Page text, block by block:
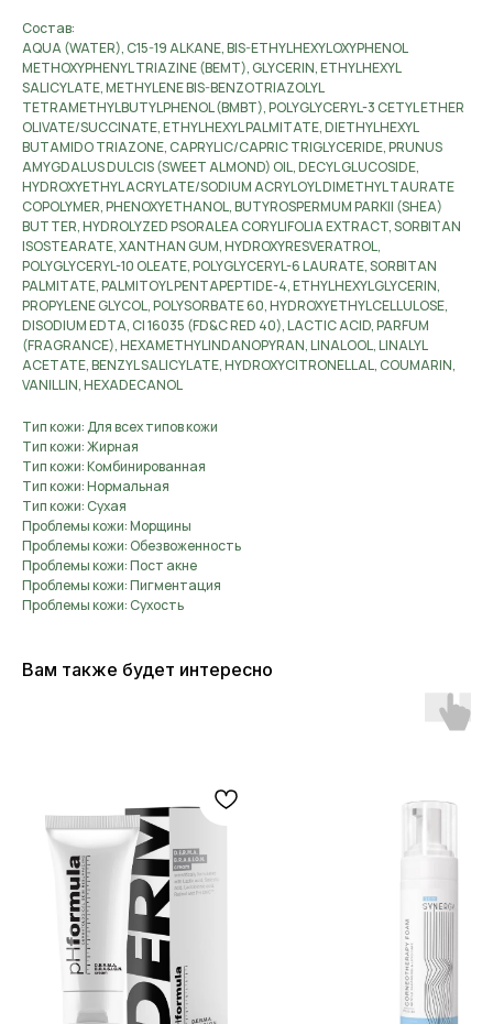
Состав:
AQUA (WATER), C15-19 ALKANE, BIS-ETHYLHEXYLOXYPHENOL
METHOXYPHENYL TRIAZINE (BEMT), GLYCERIN, ETHYLHEXYL
SALICYLATE, METHYLENE BIS-BENZOTRIAZOLYL
TETRAMETHYLBUTYLPHENOL (BMBT), POLYGLYCERYL-3 CETYL ETHER
OLIVATE/SUCCINATE, ETHYLHEXYL PALMITATE, DIETHYLHEXYL
BUTAMIDO TRIAZONE, CAPRYLIC/CAPRIC TRIGLYCERIDE, PRUNUS
AMYGDALUS DULCIS (SWEET ALMOND) OIL, DECYL GLUCOSIDE,
HYDROXYETHYL ACRYLATE/SODIUM ACRYLOYL DIMETHYL TAURATE
COPOLYMER, PHENOXYETHANOL, BUTYROSPERMUM PARKII (SHEA)
BUTTER, HYDROLYZED PSORALEA CORYLIFOLIA EXTRACT, SORBITAN
ISOSTEARATE, XANTHAN GUM, HYDROXYRESVERATROL,
POLYGLYCERYL-10 OLEATE, POLYGLYCERYL-6 LAURATE, SORBITAN
PALMITATE, PALMITOYL PENTAPEPTIDE-4, ETHYLHEXYLGLYCERIN,
PROPYLENE GLYCOL, POLYSORBATE 60, HYDROXYETHYLCELLULOSE,
DISODIUM EDTA, CI 16035 (FD&C RED 40), LACTIC ACID, PARFUM
(FRAGRANCE), HEXAMETHYLINDANOPYRAN, LINALOOL, LINALYL
ACETATE, BENZYL SALICYLATE, HYDROXYCITRONELLAL, COUMARIN,
VANILLIN, HEXADECANOL
Тип кожи: Для всех типов кожи
Тип кожи: Жирная
Тип кожи: Комбинированная
Тип кожи: Нормальная
Тип кожи: Сухая
Проблемы кожи: Морщины
Проблемы кожи: Обезвоженность
Проблемы кожи: Пост акне
Проблемы кожи: Пигментация
Проблемы кожи: Сухость
Вам также будет интересно
ОСТАЛИСЬ ВОПРОСЫ?
НЕ НАШЛИ НУЖНЫЙ ТОВАР?
Оставьте свои данные, и мы
вскоре свяжемся с вами
ОСТАВИТЬ ДАННЫЕ